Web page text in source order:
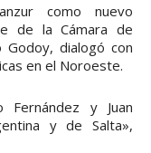
como nuevo
de la Cámara de
Godoy, dialogó con
en el Noroeste.
Fernández y Juan
y de Salta»,